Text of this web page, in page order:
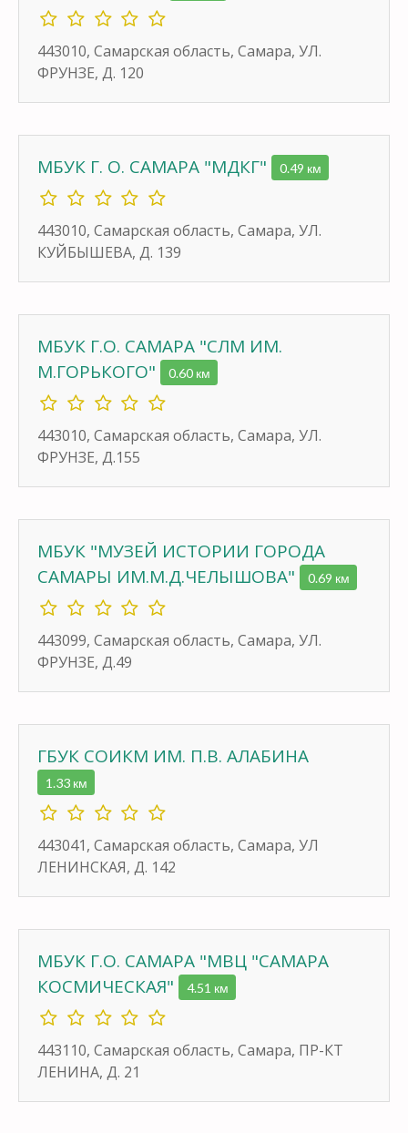
443010, Самарская область, Самара, УЛ.
ФРУНЗЕ, Д. 120
МБУК Г. О. САМАРА "МДКГ" 0.49 км
443010, Самарская область, Самара, УЛ.
КУЙБЫШЕВА, Д. 139
МБУК Г.О. САМАРА "СЛМ ИМ.
М.ГОРЬКОГО"
0.60 км
443010, Самарская область, Самара, УЛ.
ФРУНЗЕ, Д.155
МБУК "МУЗЕЙ ИСТОРИИ ГОРОДА
САМАРЫ ИМ.М.Д.ЧЕЛЫШОВА"
0.69 км
443099, Самарская область, Самара, УЛ.
ФРУНЗЕ, Д.49
ГБУК СОИКМ ИМ. П.В. АЛАБИНА
1.33 км
443041, Самарская область, Самара, УЛ
ЛЕНИНСКАЯ, Д. 142
МБУК Г.О. САМАРА "МВЦ "САМАРА
КОСМИЧЕСКАЯ"
4.51 км
443110, Самарская область, Самара, ПР-КТ
ЛЕНИНА, Д. 21